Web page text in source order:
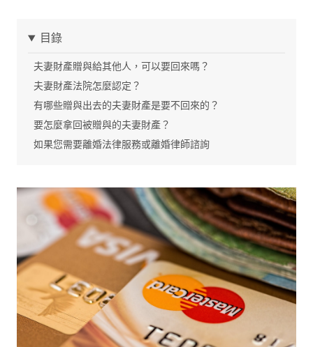
目錄
夫妻財產贈與給其他人，可以要回來嗎？
夫妻財產法院怎麼認定？
有哪些贈與出去的夫妻財產是要不回來的？
要怎麼拿回被贈與的夫妻財產？
如果您需要離婚法律服務或離婚律師諮詢